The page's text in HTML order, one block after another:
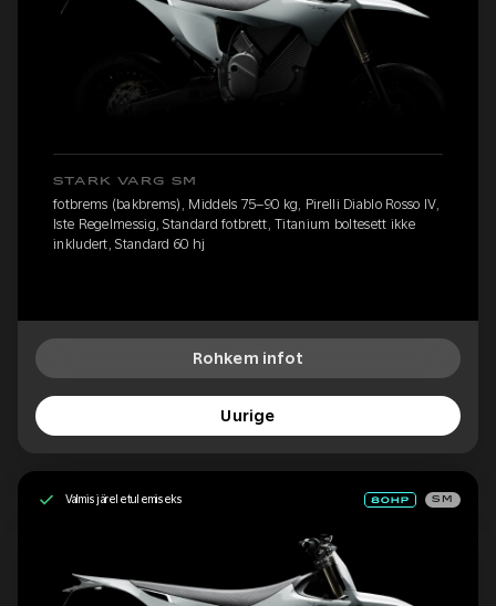
STARK VARG SM
fotbrems (bakbrems), Middels 75–90 kg, Pirelli Diablo Rosso IV,
Iste Regelmessig, Standard fotbrett, Titanium boltesett ikke
inkludert, Standard 60 hj
Rohkem infot
Uurige
Valmis järeletulemiseks SM